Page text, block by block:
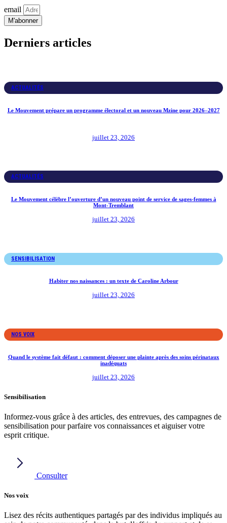
email
M'abonner
Derniers articles
ACTUALITÉS
Le Mouvement prépare un programme électoral et un nouveau Mzine pour 2026–2027
juillet 23, 2026
ACTUALITÉS
Le Mouvement célèbre l’ouverture d’un nouveau point de service de sages-femmes à
Mont-Tremblant
juillet 23, 2026
SENSIBILISATION
Habiter nos naissances : un texte de Caroline Arbour
juillet 23, 2026
NOS VOIX
Quand le système fait défaut : comment déposer une plainte après des soins périnataux
inadéquats
juillet 23, 2026
Sensibilisation
Informez-vous grâce à des articles, des entrevues, des campagnes de
sensibilisation pour parfaire vos connaissances et aiguiser votre
esprit critique.
Consulter
Nos voix
Lisez des récits authentiques partagés par des individus impliqués au